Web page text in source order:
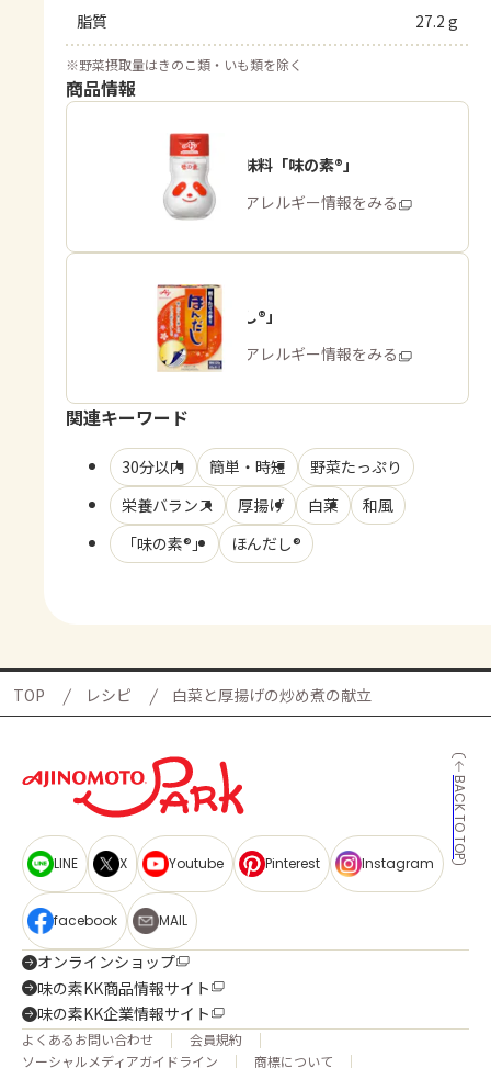
脂質 27.2 g
※野菜摂取量はきのこ類・いも類を除く
商品情報
うま味調味料「味の素®」
商品・アレルギー情報をみる
「ほんだし®」
商品・アレルギー情報をみる
関連キーワード
30分以内 簡単・時短
野菜たっぷり
栄養バランス
厚揚げ 白菜
和風
「味の素®」
ほんだし®
TOP レシピ 白菜と厚揚げの炒め煮の献立
BACK TO TOP
LINE X Youtube Pinterest Instagram
facebook MAIL
オンラインショップ
味の素KK商品情報サイト
味の素KK企業情報サイト
よくあるお問い合わせ
会員規約
ソーシャルメディアガイドライン
商標について